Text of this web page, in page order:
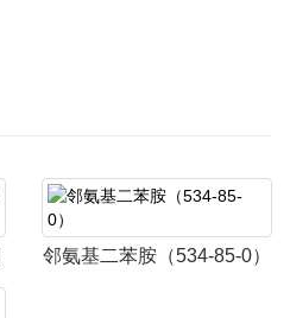
邻氨基二苯胺（534-85-0）